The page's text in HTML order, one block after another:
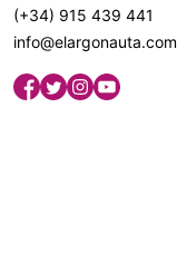
(+34) 915 439 441
info@elargonauta.com